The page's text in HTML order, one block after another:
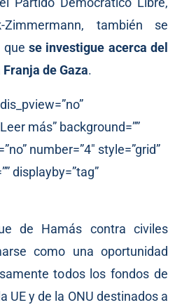
Zimmermann, también se
que se investigue acerca del
de Gaza.
más” background=””
number=”4″ style=”grid”
displayby=”tag”
de Hamás contra civiles
como una oportunidad
todos los fondos de
UE y de la ONU destinados a